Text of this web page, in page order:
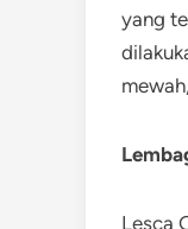
yang
Lesca